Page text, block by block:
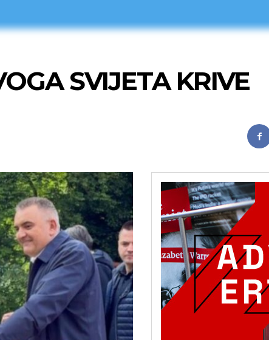
SVIJETA KRIVE